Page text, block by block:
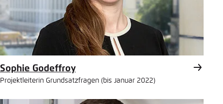
Sophie Godeffroy
Projektleiterin Grundsatzfragen (bis Januar 2022)